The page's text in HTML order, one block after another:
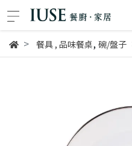
餐具, 品味餐桌, 碗/盤子